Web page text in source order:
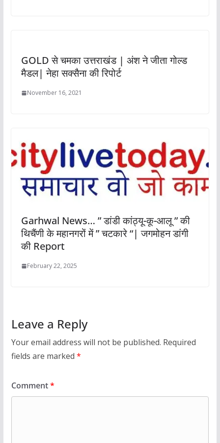
GOLD से चमका उत्तराखंड | अंश ने जीता गोल्ड
मैडल| नेहा सक्सैना की रिपोर्ट
November 16, 2021
Garhwal News… ” डांडी कांठ्यू-कू-आलू ” की
थिचैंणी के महानगरों में ” चटकारे “| जगमोहन डांगी
की Report
February 22, 2025
Leave a Reply
Your email address will not be published. Required
fields are marked *
Comment*